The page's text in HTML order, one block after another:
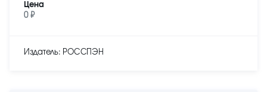
Цена
0 ₽
Издатель: РОССПЭН